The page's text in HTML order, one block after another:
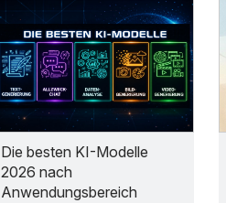
Die besten KI-Modelle
2026 nach
Anwendungsbereich